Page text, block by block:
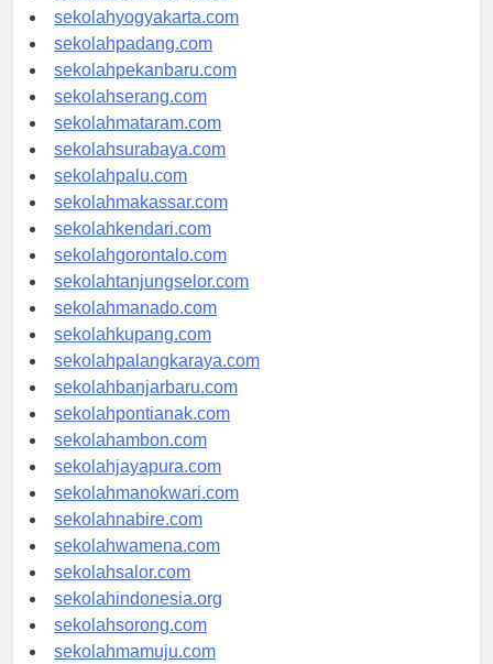
sekolahsemarang.com
sekolahyogyakarta.com
sekolahpadang.com
sekolahpekanbaru.com
sekolahserang.com
sekolahmataram.com
sekolahsurabaya.com
sekolahpalu.com
sekolahmakassar.com
sekolahkendari.com
sekolahgorontalo.com
sekolahtanjungselor.com
sekolahmanado.com
sekolahkupang.com
sekolahpalangkaraya.com
sekolahbanjarbaru.com
sekolahpontianak.com
sekolahambon.com
sekolahjayapura.com
sekolahmanokwari.com
sekolahnabire.com
sekolahwamena.com
sekolahsalor.com
sekolahindonesia.org
sekolahsorong.com